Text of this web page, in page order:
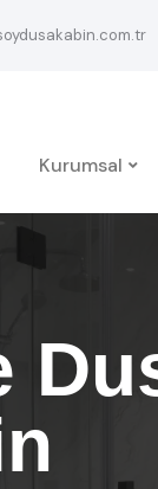
Kurumsal